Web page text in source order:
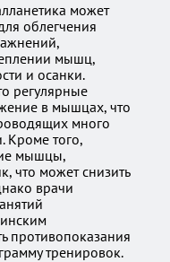
может
облегчения
мышц,
и осанки.
регулярные
в мышцах, что
много
Кроме того,
мышцы,
что может снизить
врачи
противопоказания
тренировок.